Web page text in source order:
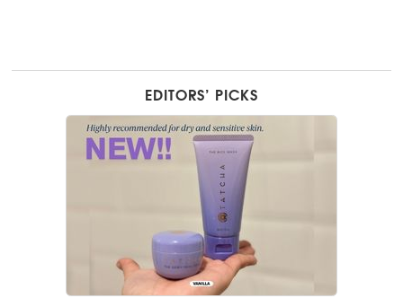
EDITORS’ PICKS